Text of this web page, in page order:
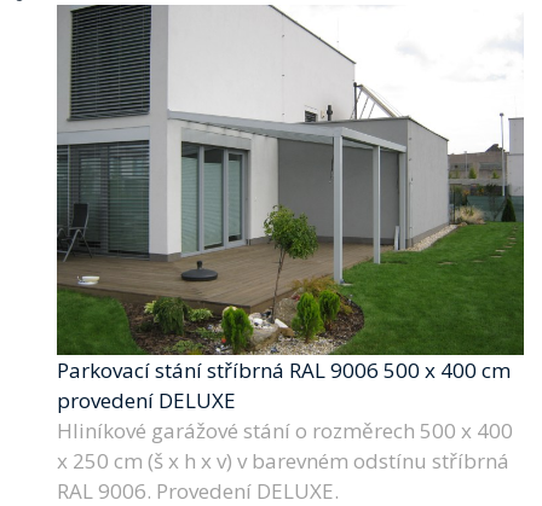
Parkovací stání stříbrná RAL 9006 500 x 400 cm
provedení DELUXE
Hliníkové garážové stání o rozměrech 500 x 400
x 250 cm (š x h x v) v barevném odstínu stříbrná
RAL 9006. Provedení DELUXE.